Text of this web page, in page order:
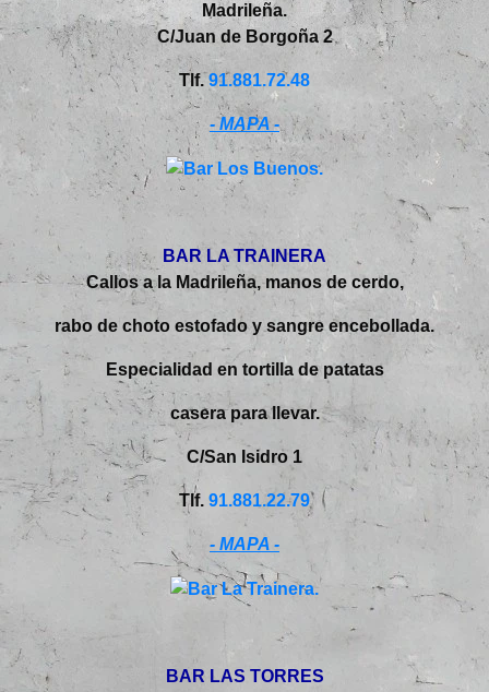
Madrileña.
C/Juan de Borgoña 2
Tlf. 91.881.72.48
- MAPA -
BAR LA TRAINERA
Callos a la Madrileña, manos de cerdo,
rabo de choto estofado y sangre encebollada.
Especialidad en tortilla de patatas
casera para llevar.
C/San Isidro 1
Tlf. 91.881.22.79
- MAPA -
BAR LAS TORRES